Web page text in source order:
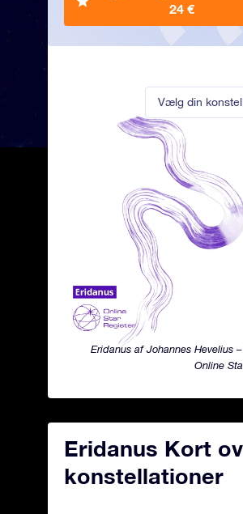
Vælg din
Eridanus af Johannes Hevelius
Online
24 €
Eridanus Kort
konstellationer